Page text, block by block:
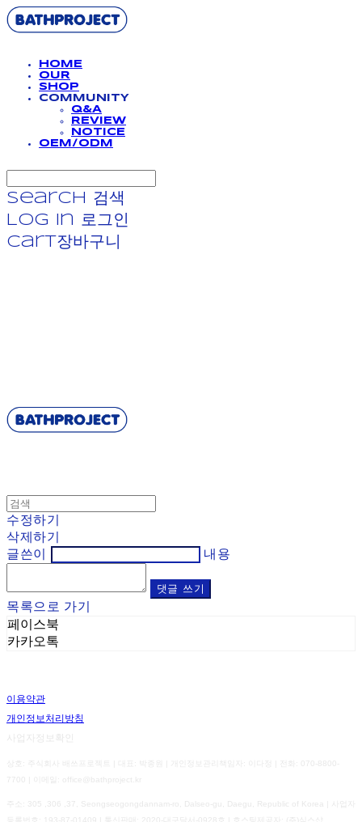
HOME
OUR
SHOP
COMMUNITY
Q&A
REVIEW
NOTICE
OEM/ODM
Search
검색
Log In
로그인
Cart장바구니
수정하기
삭제하기
글쓴이
내용
댓글 쓰기
목록으로 가기
페이스북
카카오톡
이용약관
개인정보처리방침
사업자정보확인
상호: 주식회사 배쓰프로젝트 | 대표: 박종원 | 개인정보관리책임자: 이다정 | 전화: 070-8800-
7700 | 이메일: office@bathproject.kr
주소: 305 ,306 ,37, Seongseogongdannam-ro, Dalseo-gu, Daegu, Republic of Korea | 사업자
193-87-01409 2020-대구달서-0928호 | 호스팅제공자: (주)식스샵